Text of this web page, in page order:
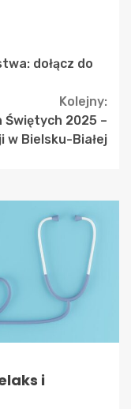
dołącz do
Kolejny:
Świętych 2025 –
w Bielsku-Białej
i